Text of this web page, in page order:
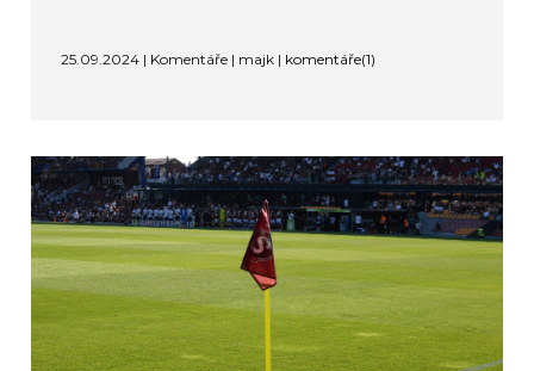
25.09.2024 | Komentáře | majk | komentáře(1)